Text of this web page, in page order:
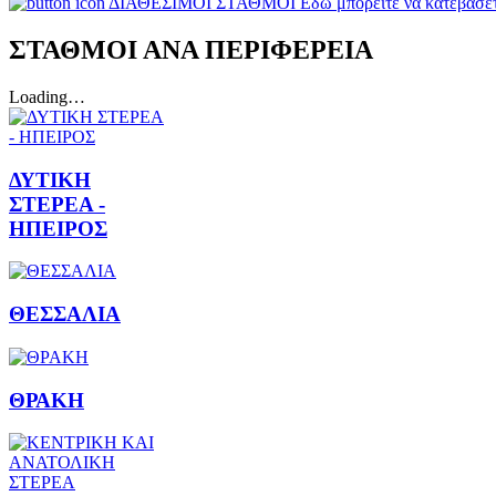
ΣΤΑΘΜΟΙ ΑΝΑ ΠΕΡΙΦΕΡΕΙΑ
Loading…
ΔΥΤΙΚΗ
ΣΤΕΡΕΑ -
ΗΠΕΙΡΟΣ
ΘΕΣΣΑΛΙΑ
ΘΡΑΚΗ